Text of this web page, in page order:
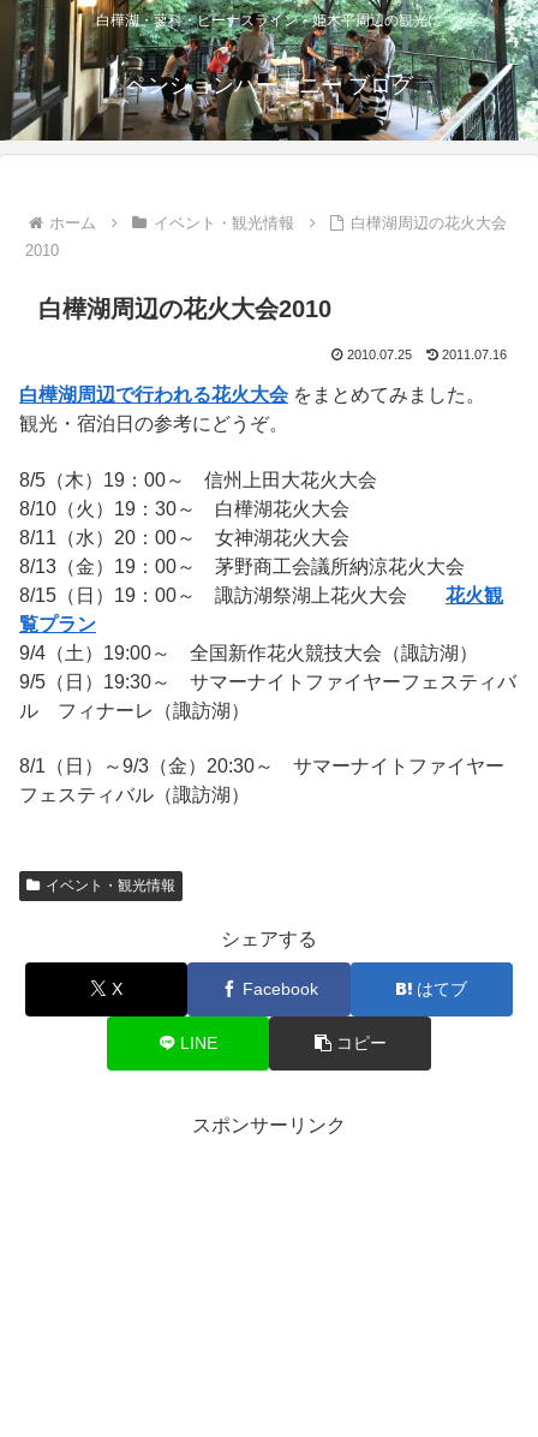
白樺湖・蓼科・ビーナスライン・姫木平周辺の観光に
ペンションハーモニー ブログ
ホーム イベント・観光情報
白樺湖周辺の花火大会
2010
白樺湖周辺の花火大会2010
2010.07.25 2011.07.16
白樺湖周辺で行われる花火大会をまとめてみました。
観光・宿泊日の参考にどうぞ。
8/5（木）19：00～ 信州上田大花火大会
8/10（火）19：30～ 白樺湖花火大会
8/11（水）20：00～ 女神湖花火大会
8/13（金）19：00～ 茅野商工会議所納涼花火大会
8/15（日）19：00～ 諏訪湖祭湖上花火大会 花火観
覧プラン
9/4（土）19:00～ 全国新作花火競技大会（諏訪湖）
9/5（日）19:30～ サマーナイトファイヤーフェスティバ
ル フィナーレ（諏訪湖）
8/1（日）～9/3（金）20:30～ サマーナイトファイヤー
フェスティバル（諏訪湖）
イベント・観光情報
シェアする
X Facebook はてブ
LINE コピー
スポンサーリンク